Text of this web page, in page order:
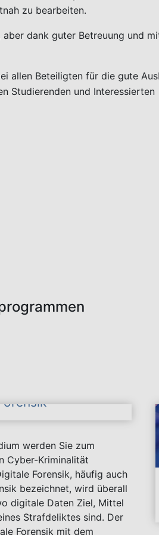
zu bearbeiten.
dank guter Betreuung und
allen Beteiligten für die gute
Studierenden und Interessierten
werden Sie zum
Cyber-Kriminalität
Forensik, häufig auch
bezeichnet, wird überall
digitale Daten Ziel, Mittel
Strafdeliktes sind. Der
Forensik mit dem